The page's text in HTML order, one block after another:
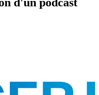
d'un podcast